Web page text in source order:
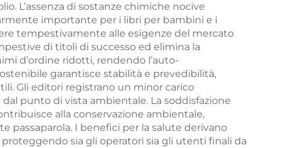
L’assenza di sostanze chimiche nocive
importante per i libri per bambini e i
tempestivamente alle esigenze del mercato
di titoli di successo ed elimina la
d’ordine ridotti, rendendo l’auto-
garantisce stabilità e prevedibilità,
Gli editori registrano un minor carico
punto di vista ambientale. La soddisfazione
alla conservazione ambientale,
passaparola. I benefici per la salute derivano
proteggendo sia gli operatori sia gli utenti finali da